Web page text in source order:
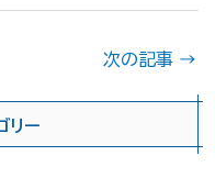
次の記事 →
リー